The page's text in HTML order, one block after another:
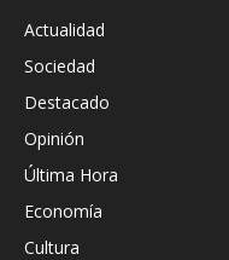
Actualidad
Sociedad
Destacado
Opinión
Última Hora
Economía
Cultura